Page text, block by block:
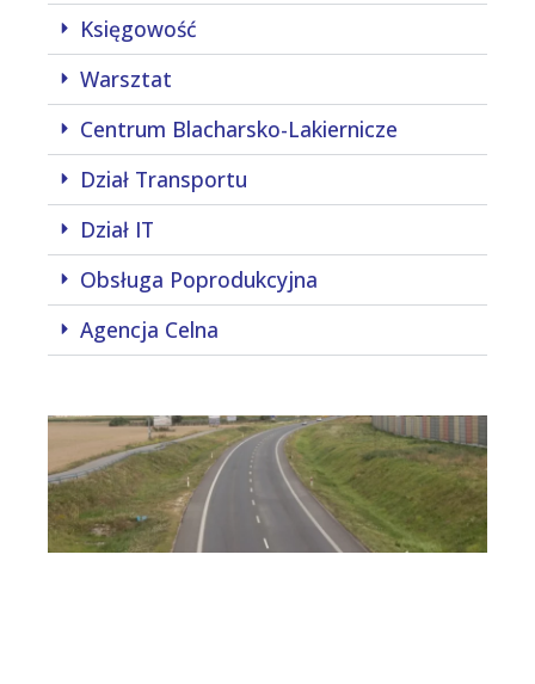
Księgowość
Warsztat
Centrum Blacharsko-Lakiernicze
Dział Transportu
Dział IT
Obsługa Poprodukcyjna
Agencja Celna